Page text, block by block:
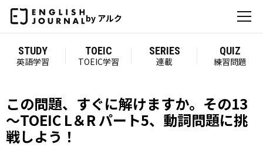
by アルク
STUDY
英語学習
TOEIC
TOEIC学習
SERIES
連載
QUIZ
練習問題
この問題、すぐに解けますか。その13
～TOEIC L＆R パート5、動詞問題に挑
戦しよう！